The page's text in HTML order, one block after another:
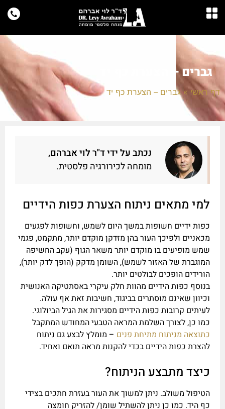
גברים – הצערת כף יד
דף ראשי »גברים – הצערת כף יד
נכתב על ידי ד"ר לוי אברהם,
מומחה לכירורגיה פלסטית.
למי מתאים ניתוח הצערת כפות הידיים
כפות ידיים חשופות במשך היום לשמש, וחשופות לפגעים
מכאניים ולפיכך העור בהן מזדקן מוקדם יותר, מתקמט, פגמי
שמש מופיעים בו מוקדם יותר משאר הגוף (עקב החשיפה
המוגברת של האזור לשמש), השומן מדקק (הופך לדק יותר),
הורידים הופכים לבולטים יותר.
בנוסף כפות הידיים מהוות חלק עיקרי באסתטיקה האנושית
וכיוון שאינם מוסתרים בביגוד, חשיבות זאת אף עולה.
לעיתים קרובות כפות הידיים מסגירות את הגיל הביולוגי.
כמו כן, לצורך השלמת המראה הטבעי המחודש המתקבל
כתוצאה מניתוח מתיחת פנים – מומלץ לבצע גם ניתוח
להצרת כפות הידיים בכדי להקנות מראה תואם ואחיד.
כיצד מתבצע הניתוח?
הטיפול משולב. ניתן למשוך את העור בעזרת חתכים בצידי
כף היד. כמו כן ניתן להשתיל שומן/ להזריק חומצה